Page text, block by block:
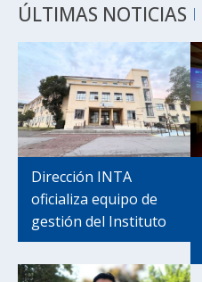
ÚLTIMAS NOTICIAS
Dirección INTA
oficializa equipo de
gestión del Instituto